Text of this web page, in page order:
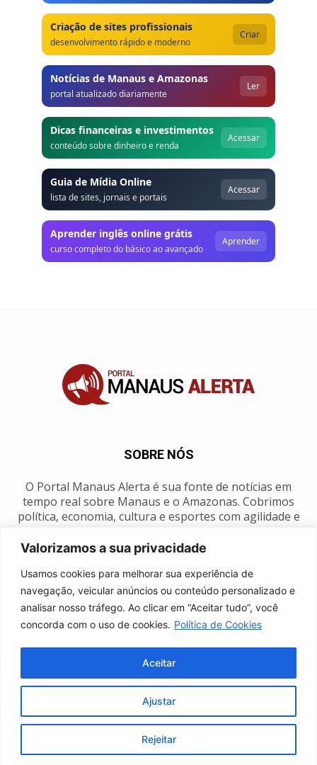
Valorizamos a sua privacidade
Usamos cookies para melhorar sua experiência de
navegação, veicular anúncios ou conteúdo personalizado e
analisar nosso tráfego. Ao clicar em “Aceitar tudo”, você
concorda com o uso de cookies. Política de Cookies
Ajustar
Rejeitar
Aceitar
Criação de sites profissionais
desenvolvimento rápido e moderno
Criar
Notícias de Manaus e Amazonas
portal atualizado diariamente
Ler
Dicas financeiras e investimentos
conteúdo sobre dinheiro e renda
Acessar
Guia de Mídia Online
lista de sites, jornais e portais
Acessar
Aprender inglês online grátis
curso completo do básico ao avançado
Aprender
SOBRE NÓS
O Portal Manaus Alerta é sua fonte de notícias em
tempo real sobre Manaus e o Amazonas. Cobrimos
política, economia, cultura e esportes com agilidade e
SIGA-NOS
Fale conosco
Manaus Clima